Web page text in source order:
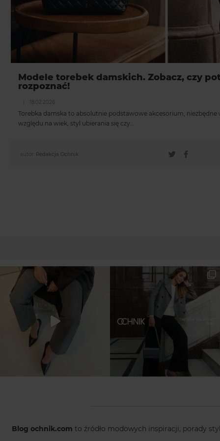
Modele torebek damskich. Zobacz, czy
rozpoznać!
18.02.2026
Torebka damska to absolutnie podstawowe akcesorium, niezbędne
względu na wiek, styl ubierania się czy…
autor: Redakcja Ochnik
Blog ochnik.com to źródło modowych inspiracji, porady